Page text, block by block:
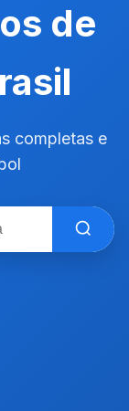
de
completas e